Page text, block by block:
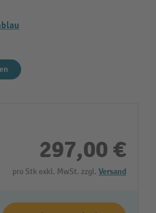
297,00 €
pro Stk exkl. MwSt. zzgl. Versand